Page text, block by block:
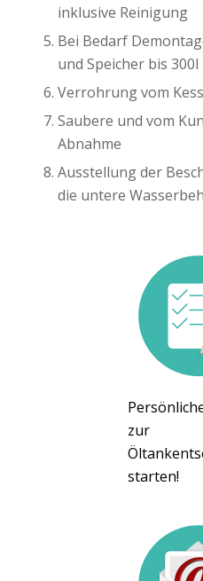
inklusive Reinigung
Bei Bedarf
und Speicher bis 300l
Verrohrung vom
Saubere und vom
Abnahme
Ausstellung der
die untere
zur
starten!